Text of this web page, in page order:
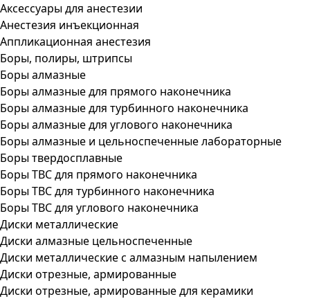
Аксессуары для анестезии
Анестезия инъекционная
Аппликационная анестезия
Боры, полиры, штрипсы
Боры алмазные
Боры алмазные для прямого наконечника
Боры алмазные для турбинного наконечника
Боры алмазные для углового наконечника
Боры алмазные и цельноспеченные лабораторные
Боры твердосплавные
Боры ТВС для прямого наконечника
Боры ТВС для турбинного наконечника
Боры ТВС для углового наконечника
Диски металлические
Диски алмазные цельноспеченные
Диски металлические с алмазным напылением
Диски отрезные, армированные
Диски отрезные, армированные для керамики